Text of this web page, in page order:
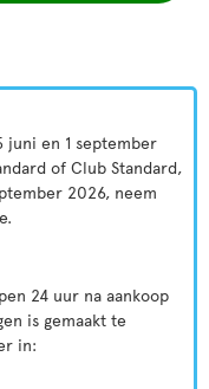
juni en 1 september
of Club Standard,
2026, neem
24 uur na aankoop
is gemaakt te
in: